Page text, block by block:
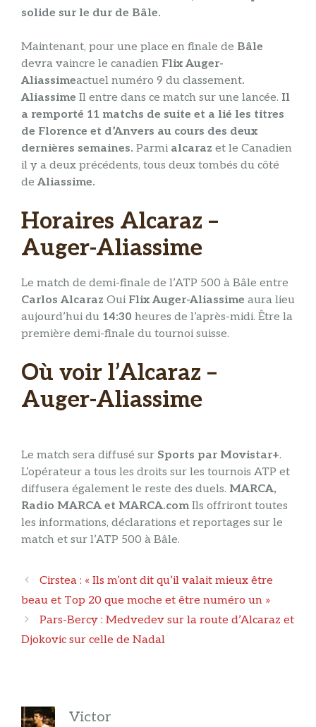
solide sur le dur de Bâle.
Maintenant, pour une place en finale de Bâle
devra vaincre le canadien Flix Auger-
Aliassimeactuel numéro 9 du classement.
Aliassime Il entre dans ce match sur une lancée. Il
a remporté 11 matchs de suite et a lié les titres
de Florence et d’Anvers au cours des deux
dernières semaines. Parmi alcaraz et le Canadien
il y a deux précédents, tous deux tombés du côté
de Aliassime.
Horaires Alcaraz –
Auger-Aliassime
Le match de demi-finale de l’ATP 500 à Bâle entre
Carlos Alcaraz Oui Flix Auger-Aliassime aura lieu
aujourd’hui du 14:30 heures de l’après-midi. Être la
première demi-finale du tournoi suisse.
Où voir l’Alcaraz –
Auger-Aliassime
Le match sera diffusé sur Sports par Movistar+.
L’opérateur a tous les droits sur les tournois ATP et
diffusera également le reste des duels. MARCA,
Radio MARCA et MARCA.comIls offriront toutes
les informations, déclarations et reportages sur le
match et sur l’ATP 500 à Bâle.
Navigation
des
articles
Cirstea : « Ils m’ont dit qu’il valait mieux être
beau et Top 20 que moche et être numéro un »
Pars-Bercy : Medvedev sur la route d’Alcaraz et
Djokovic sur celle de Nadal
Victor